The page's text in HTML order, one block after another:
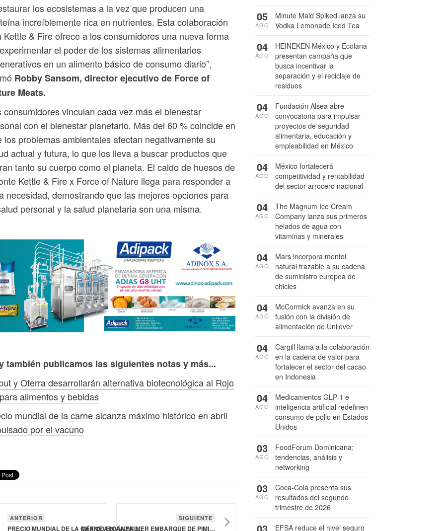
los ecosistemas a la vez que producen una
increíblemente rica en nutrientes. Esta colaboración
Kettle & Fire ofrece a los consumidores una nueva forma
el poder de los sistemas alimentarios
en un alimento básico de consumo diario”,
Robby Sansom, director ejecutivo de Force of
Meats.
consumidores vinculan cada vez más el bienestar
con el bienestar planetario. Más del 60 % coincide en
los problemas ambientales afectan negativamente su
actual y futura, lo que los lleva a buscar productos que
tanto su cuerpo como el planeta. El caldo de huesos de
Kettle & Fire x Force of Nature llega para responder a
necesidad, demostrando que las mejores opciones para
personal y la salud planetaria son una misma.
también publicamos las siguientes notas y más...
y Oterra desarrollarán alternativa biotecnológica al Rojo
alimentos y bebidas
mundial de la carne alcanza máximo histórico en abril
por el vacuno
ANTERIOR
PRECIO MUNDIAL DE LA CARNE ALCANZA MÁXIMO HISTÓRICO EN ABRIL IMPULSADO POR EL VACUNO
SIGUIENTE
MÉXICO ENVÍA PRIMER EMBARQUE DE PIMIENTO MORRÓN A JAPÓN
Minute Maid Spiked lanza su
Vodka Lemonade Iced Tea
05
AGO
HEINEKEN México y Ecolana
presentan campaña que
busca incentivar la
separación y el reciclaje de
residuos
04
AGO
Fundación Alsea abre
convocatoria para impulsar
proyectos de seguridad
alimentaria, educación y
empleabilidad en México
04
AGO
México fortalecerá
competitividad y rentabilidad
del sector arrocero nacional
04
AGO
The Magnum Ice Cream
Company lanza sus primeros
helados de agua con
vitaminas y minerales
04
AGO
Mars incorpora mentol
natural trazable a su cadena
de suministro europea de
chicles
04
AGO
McCormick avanza en su
fusión con la división de
alimentación de Unilever
04
AGO
Cargill llama a la colaboración
en la cadena de valor para
fortalecer el sector del cacao
en Indonesia
04
AGO
Medicamentos GLP-1 e
inteligencia artificial redefinen
consumo de pollo en Estados
Unidos
04
AGO
FoodForum Dominicana:
tendencias, análisis y
networking
03
AGO
Coca-Cola presenta sus
resultados del segundo
trimestre de 2026
03
AGO
EFSA reduce el nivel seguro